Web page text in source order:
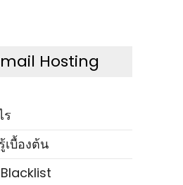
Hosting
ร
เบื้องต้น